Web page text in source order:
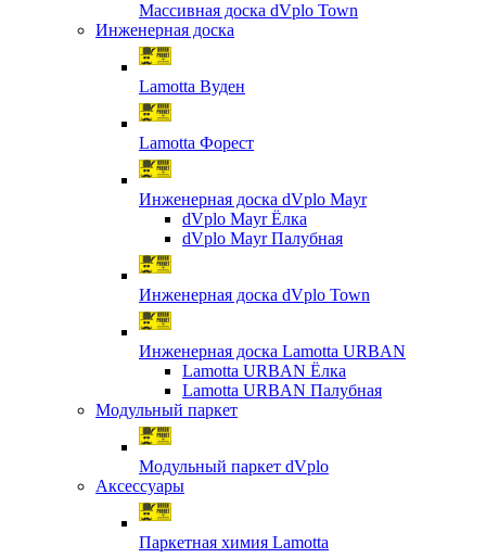
Массивная доска dVplo Town
Инженерная доска
Lamotta Вуден
Lamotta Форест
Инженерная доска dVplo Mayr
dVplo Mayr Ёлка
dVplo Mayr Палубная
Инженерная доска dVplo Town
Инженерная доска Lamotta URBAN
Lamotta URBAN Ёлка
Lamotta URBAN Палубная
Модульный паркет
Модульный паркет dVplo
Аксессуары
Паркетная химия Lamotta